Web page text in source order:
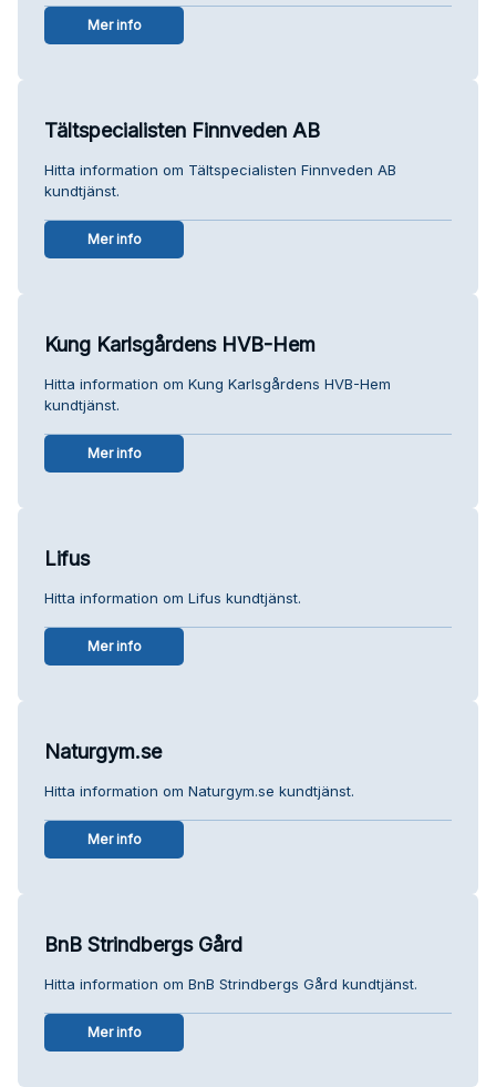
Mer info
Tältspecialisten Finnveden AB
Hitta information om Tältspecialisten Finnveden AB
kundtjänst.
Mer info
Kung Karlsgårdens HVB-Hem
Hitta information om Kung Karlsgårdens HVB-Hem
kundtjänst.
Mer info
Lifus
Hitta information om Lifus kundtjänst.
Mer info
Naturgym.se
Hitta information om Naturgym.se kundtjänst.
Mer info
BnB Strindbergs Gård
Hitta information om BnB Strindbergs Gård kundtjänst.
Mer info